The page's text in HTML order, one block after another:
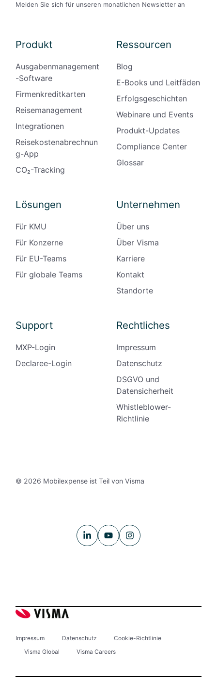
Melden Sie sich für unseren monatlichen Newsletter an
Produkt
Ausgabenmanagement
-Software
Firmenkreditkarten
Reisemanagement
Integrationen
Reisekostenabrechnun
g-App
CO₂-Tracking
Ressourcen
Blog
E-Books und Leitfäden
Erfolgsgeschichten
Webinare und Events
Produkt-Updates
Compliance Center
Glossar
Lösungen
Für KMU
Für Konzerne
Für EU-Teams
Für globale Teams
Unternehmen
Über uns
Über Visma
Karriere
Kontakt
Standorte
Support
MXP-Login
Declaree-Login
Rechtliches
Impressum
Datenschutz
DSGVO und
Datensicherheit
Whistleblower-
Richtlinie
© 2026 Mobilexpense ist Teil von Visma
Impressum Datenschutz
Cookie-Richtlinie
Visma Global
Visma Careers